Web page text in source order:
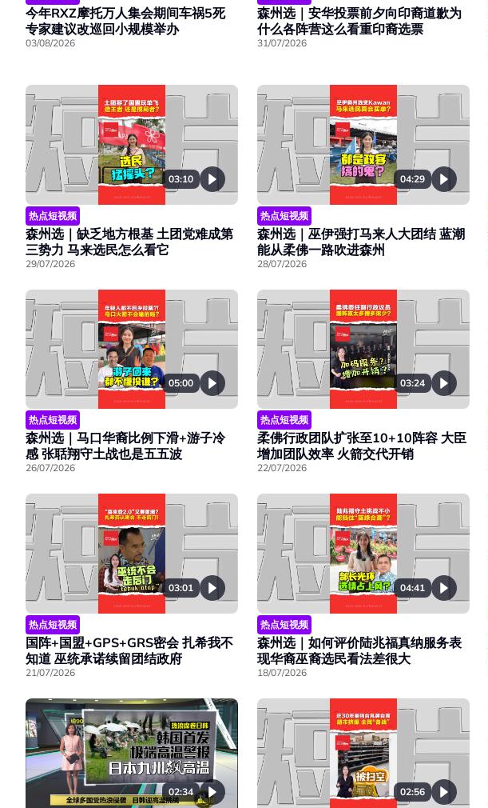
今年RXZ摩托万人集会期间车祸5死
专家建议改巡回小规模举办
03/08/2026
森州选｜安华投票前夕向印裔道歉为
什么各阵营这么看重印裔选票
31/07/2026
03:10
热点短视频
森州选｜缺乏地方根基 土团党难成第
三势力 马来选民怎么看它
29/07/2026
04:29
热点短视频
森州选｜巫伊强打马来人大团结 蓝潮
能从柔佛一路吹进森州
28/07/2026
05:00
热点短视频
森州选｜马口华裔比例下滑+游子冷
感 张聒翔守土战也是五五波
26/07/2026
03:24
热点短视频
柔佛行政团队扩张至10+10阵容 大臣
增加团队效率 火箭交代开销
22/07/2026
03:01
热点短视频
国阵+国盟+GPS+GRS密会 扎希我不
知道 巫统承诺续留团结政府
21/07/2026
04:41
热点短视频
森州选｜如何评价陆兆福真纳服务表
现华裔巫裔选民看法差很大
18/07/2026
02:34 02:56